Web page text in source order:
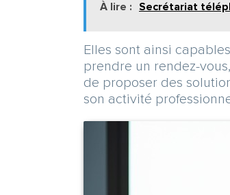
À lire : Secrétariat
Elles sont ainsi
prendre un rendez-
de proposer des
son activité